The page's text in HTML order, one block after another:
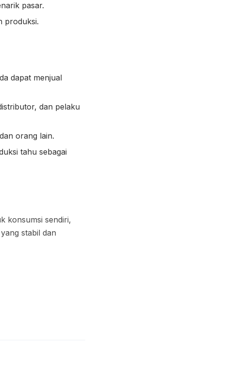
pasar.
produksi.
dapat menjual
dan pelaku
orang lain.
tahu sebagai
konsumsi sendiri,
stabil dan